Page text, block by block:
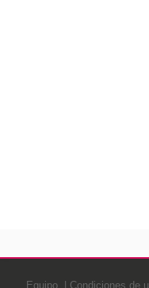
Equipo Condiciones de